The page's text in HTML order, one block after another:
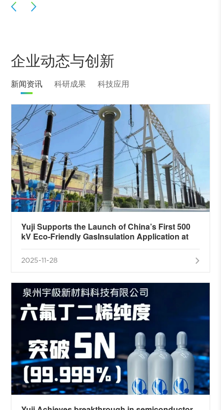
企业动态与创新
新闻资讯 科研成果 科技应用
Yuji Supports the Launch of China’s First 500
kV Eco-Friendly GasInsulation Application at
Power Plant
2025-11-28